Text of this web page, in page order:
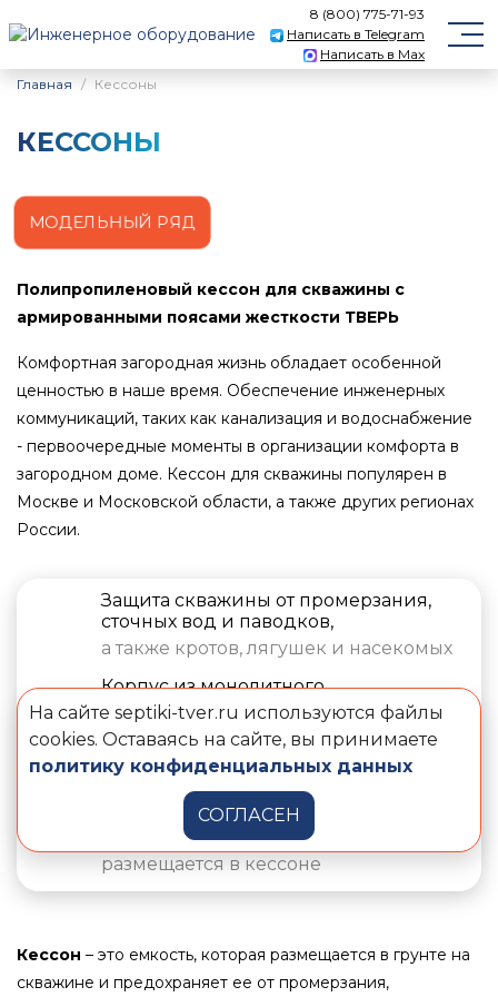
8 (800) 775-71-93
Написать в Telegram
Написать в Max
Главная
Кессоны
КЕССОНЫ
МОДЕЛЬНЫЙ РЯД
Полипропиленовый кессон для скважины с
армированными поясами жесткости ТВЕРЬ
Комфортная загородная жизнь обладает особенной
ценностью в наше время. Обеспечение инженерных
коммуникаций, таких как канализация и водоснабжение
- первоочередные моменты в организации комфорта в
загородном доме. Кессон для скважины популярен в
Москве и Московской области, а также других регионах
России.
Защита скважины от промерзания,
сточных вод и паводков,
а также кротов, лягушек и насекомых
Корпус из монолитного
непереработанного полипропилена,
усиленный армированными поясами
жесткости
Экономия пространства и отсутствие
шума в доме.
Скваженное оборудование удобно
размещается в кессоне
Кессон – это емкость, которая размещается в грунте на
скважине и предохраняет ее от промерзания,
На сайте septiki-tver.ru используются файлы
cookies. Оставаясь на сайте, вы принимаете
политику конфиденциальных данных
СОГЛАСЕН